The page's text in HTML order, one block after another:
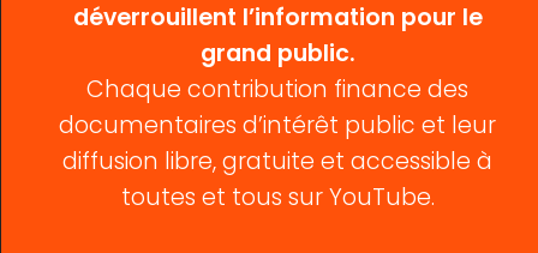
déverrouillent l’information pour le
grand public.
Chaque contribution finance des
documentaires d’intérêt public et leur
diffusion libre, gratuite et accessible à
toutes et tous sur YouTube.